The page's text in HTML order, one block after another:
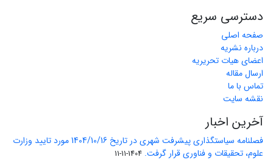
دسترسی سریع
صفحه اصلی
درباره نشریه
اعضای هیات تحریریه
ارسال مقاله
تماس با ما
نقشه سایت
آخرین اخبار
فصلنامه سیاستگذاری پیشرفت شهری در تاریخ 1404/10/16 مورد تایید وزارت
علوم، تحقیقات و فناوری قرار گرفت. 1404-11-11